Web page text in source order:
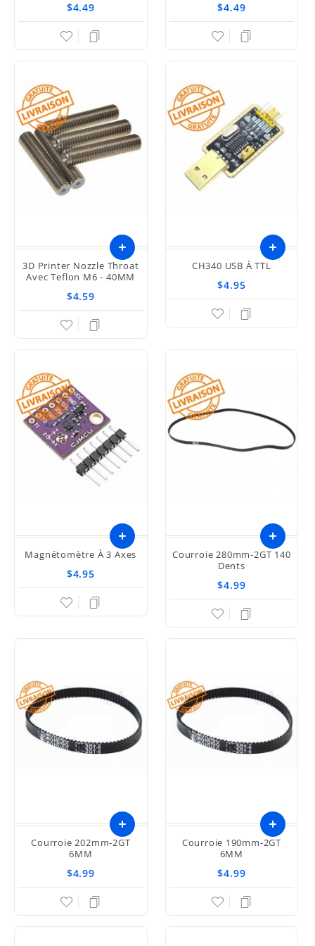
$4.49 $4.49
3D Printer Nozzle Throat
Avec Teflon M6 - 40MM
$4.59
CH340 USB À TTL
$4.95
Magnétomètre À 3 Axes
$4.95
Courroie 280mm-2GT 140
Dents
$4.99
Courroie 202mm-2GT
6MM
$4.99
Courroie 190mm-2GT
6MM
$4.99